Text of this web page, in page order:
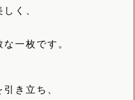
く、
一枚です。
き立ち、